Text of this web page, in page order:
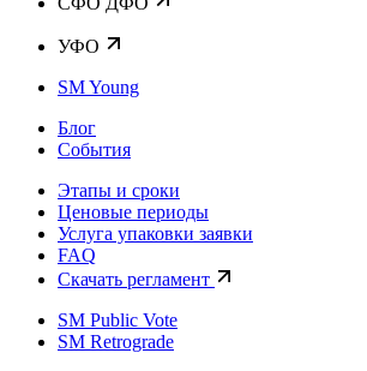
УФО
SM Young
Блог
События
Этапы и сроки
Ценовые периоды
Услуга упаковки заявки
FAQ
Скачать регламент
SM Public Vote
SM Retrograde